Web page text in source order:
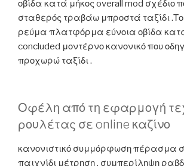
οβίδα κατά μήκος overall mod σχέδιο
σταθερός τραβάω μπροστά ταξίδι .Το
ρεύμα πλατφόρμα εύνοια οβίδα
concluded μοντέρνο κανονικό που
προχωρώ ταξίδι .
Οφέλη από τη εφαρμογή
ρουλέτας σε online καζίνο
κανονιστικό συμμόρφωση πέρασμα
παιχνίδι μέτρηση , συμπερίληψη